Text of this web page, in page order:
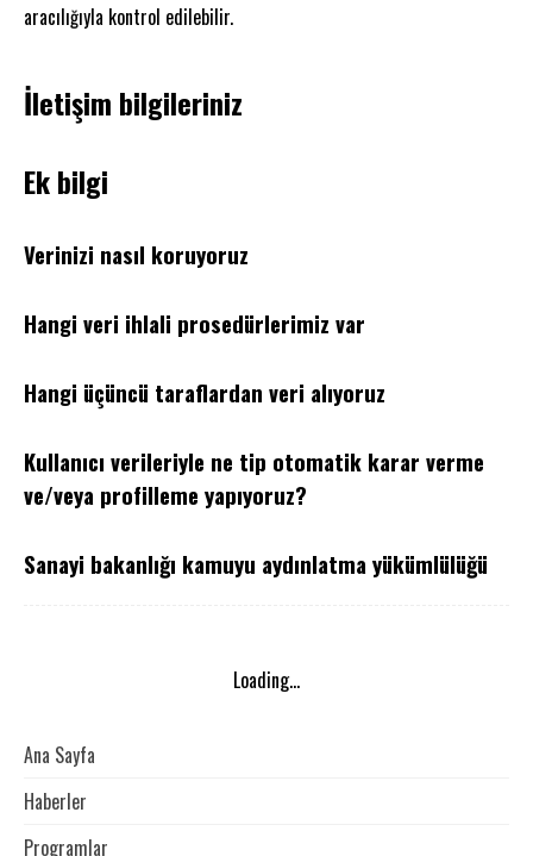
aracılığıyla kontrol edilebilir.
İletişim bilgileriniz
Ek bilgi
Verinizi nasıl koruyoruz
Hangi veri ihlali prosedürlerimiz var
Hangi üçüncü taraflardan veri alıyoruz
Kullanıcı verileriyle ne tip otomatik karar verme
ve/veya profilleme yapıyoruz?
Sanayi bakanlığı kamuyu aydınlatma yükümlülüğü
Loading...
Ana Sayfa
Haberler
Programlar